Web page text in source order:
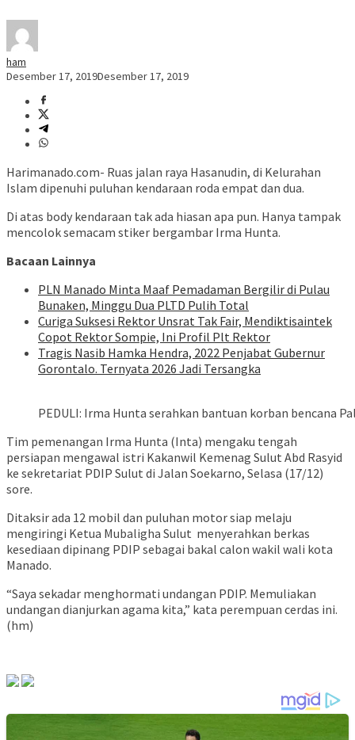
ham
Desember 17, 2019Desember 17, 2019
Harimanado.com- Ruas jalan raya Hasanudin, di Kelurahan
Islam dipenuhi puluhan kendaraan roda empat dan dua.
Di atas body kendaraan tak ada hiasan apa pun. Hanya tampak
mencolok semacam stiker bergambar Irma Hunta.
Bacaan Lainnya
PLN Manado Minta Maaf Pemadaman Bergilir di Pulau
Bunaken, Minggu Dua PLTD Pulih Total
Curiga Suksesi Rektor Unsrat Tak Fair, Mendiktisaintek
Copot Rektor Sompie, Ini Profil Plt Rektor
Tragis Nasib Hamka Hendra, 2022 Penjabat Gubernur
Gorontalo. Ternyata 2026 Jadi Tersangka
PEDULI: Irma Hunta serahkan bantuan korban bencana
Tim pemenangan Irma Hunta (Inta) mengaku tengah
persiapan mengawal istri Kakanwil Kemenag Sulut Abd Rasyid
ke sekretariat PDIP Sulut di Jalan Soekarno, Selasa (17/12)
sore.
Ditaksir ada 12 mobil dan puluhan motor siap melaju
mengiringi Ketua Mubaligha Sulut menyerahkan berkas
kesediaan dipinang PDIP sebagai bakal calon wakil wali kota
Manado.
“Saya sekadar menghormati undangan PDIP. Memuliakan
undangan dianjurkan agama kita,” kata perempuan cerdas ini.
(hm)